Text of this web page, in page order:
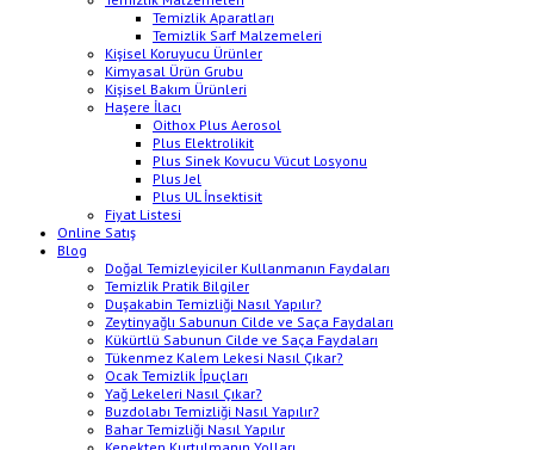
Temizlik Aparatları
Temizlik Sarf Malzemeleri
Kişisel Koruyucu Ürünler
Kimyasal Ürün Grubu
Kişisel Bakım Ürünleri
Haşere İlacı
Oithox Plus Aerosol
Plus Elektrolikit
Plus Sinek Kovucu Vücut Losyonu
Plus Jel
Plus UL İnsektisit
Fiyat Listesi
Online Satış
Blog
Doğal Temizleyiciler Kullanmanın Faydaları
Temizlik Pratik Bilgiler
Duşakabin Temizliği Nasıl Yapılır?
Zeytinyağlı Sabunun Cilde ve Saça Faydaları
Kükürtlü Sabunun Cilde ve Saça Faydaları
Tükenmez Kalem Lekesi Nasıl Çıkar?
Ocak Temizlik İpuçları
Yağ Lekeleri Nasıl Çıkar?
Buzdolabı Temizliği Nasıl Yapılır?
Bahar Temizliği Nasıl Yapılır